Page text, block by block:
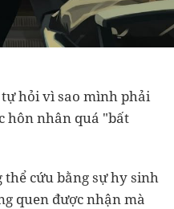
hỏi vì sao mình phải
hôn nhân quá "bất
thể cứu bằng sự hy sinh
quen được nhận mà